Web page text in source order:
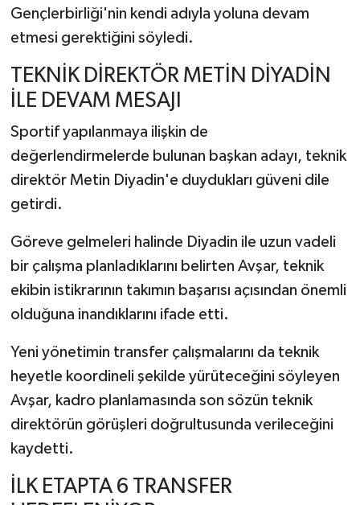
Gençlerbirliği'nin kendi adıyla yoluna devam
etmesi gerektiğini söyledi.
TEKNİK DİREKTÖR METİN DİYADİN
İLE DEVAM MESAJI
Sportif yapılanmaya ilişkin de
değerlendirmelerde bulunan başkan adayı, teknik
direktör Metin Diyadin'e duydukları güveni dile
getirdi.
Göreve gelmeleri halinde Diyadin ile uzun vadeli
bir çalışma planladıklarını belirten Avşar, teknik
ekibin istikrarının takımın başarısı açısından önemli
olduğuna inandıklarını ifade etti.
Yeni yönetimin transfer çalışmalarını da teknik
heyetle koordineli şekilde yürüteceğini söyleyen
Avşar, kadro planlamasında son sözün teknik
direktörün görüşleri doğrultusunda verileceğini
kaydetti.
İLK ETAPTA 6 TRANSFER